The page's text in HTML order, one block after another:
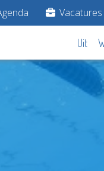
Vacatures
Uit